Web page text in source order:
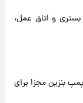
و اتاق عمل،
با طول ۱۸۰ متر و سه پمپ بنزین مجزا برای